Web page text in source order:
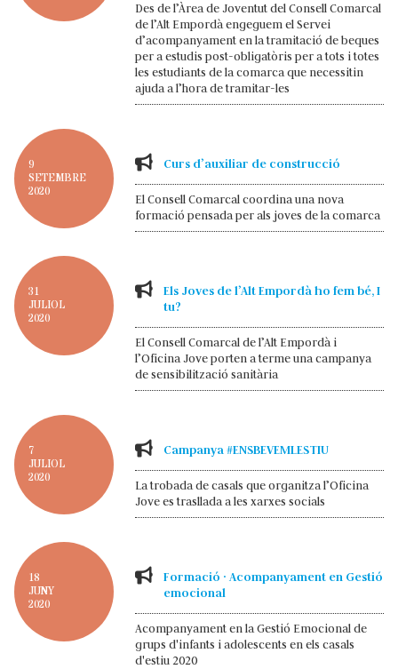
Des de l’Àrea de Joventut del Consell Comarcal
de l’Alt Empordà engeguem el Servei
d’acompanyament en la tramitació de beques
per a estudis post-obligatòris per a tots i totes
les estudiants de la comarca que necessitin
ajuda a l’hora de tramitar-les
9
SETEMBRE
2020
Curs d’auxiliar de construcció
El Consell Comarcal coordina una nova
formació pensada per als joves de la comarca
31
JULIOL
2020
Els Joves de l’Alt Empordà ho fem bé, I
tu?
El Consell Comarcal de l’Alt Empordà i
l’Oficina Jove porten a terme una campanya
de sensibilització sanitària
7
JULIOL
2020
Campanya #ENSBEVEMLESTIU
La trobada de casals que organitza l’Oficina
Jove es trasllada a les xarxes socials
18
JUNY
2020
Formació · Acompanyament en Gestió
emocional
Acompanyament en la Gestió Emocional de
grups d'infants i adolescents en els casals
d'estiu 2020